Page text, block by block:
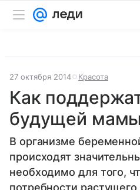
27 октября 2014 Красота
Как
будущей мамы
В организме
происходят
необходимо для того,
потребности